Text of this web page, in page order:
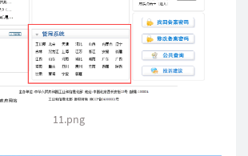
11.png